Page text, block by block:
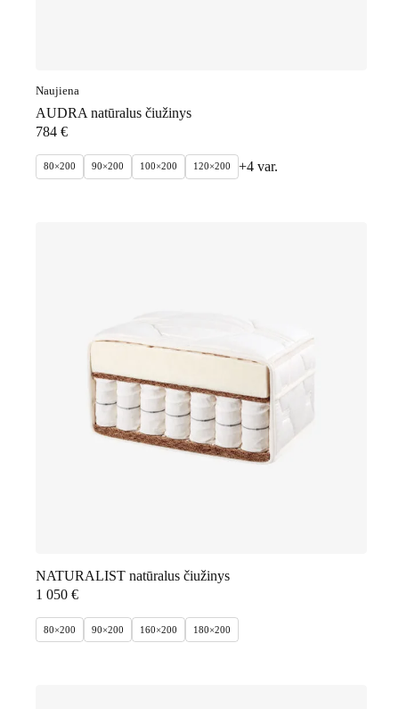
Naujiena
AUDRA natūralus čiužinys
784 €
80×200 90×200 100×200 120×200 +4 var.
NATURALIST natūralus čiužinys
1 050 €
80×200 90×200 160×200 180×200